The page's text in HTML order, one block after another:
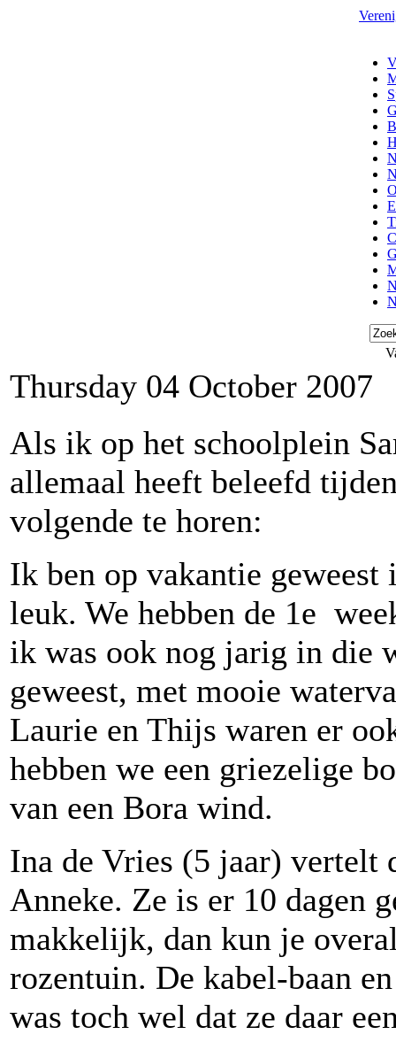
Thursday 04 October 2007
Als ik op het schoolplein
allemaal heeft beleefd
volgende te horen:
Ik ben op vakantie
leuk. We hebben de 1e
ik was ook nog jarig in die
geweest, met mooie
Laurie en Thijs waren er
hebben we een griezelige
van een Bora wind.
Ina de Vries (5 jaar) vertelt
Anneke. Ze is er 10 dagen
makkelijk, dan kun je
rozentuin. De kabel-baan
was toch wel dat ze daar